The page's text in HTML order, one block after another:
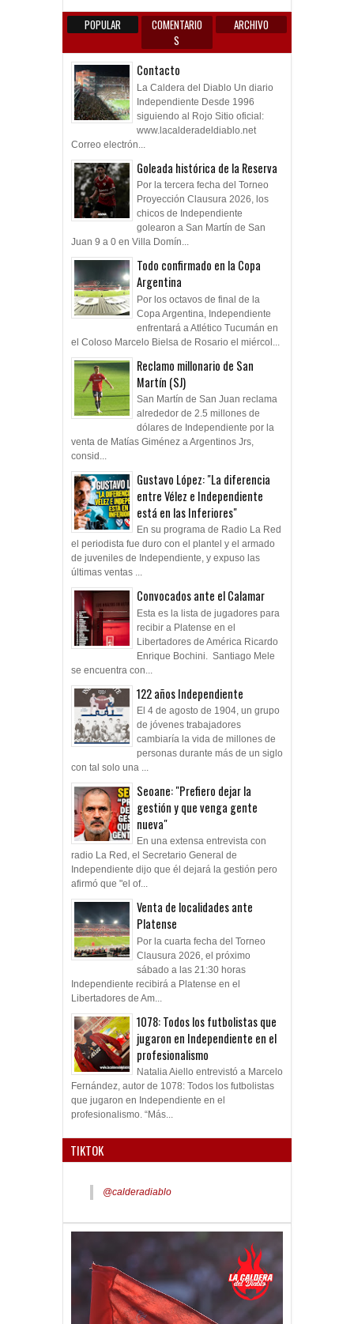
POPULAR
COMENTARIO
S
ARCHIVO
Contacto
La Caldera del Diablo Un diario
Independiente Desde 1996
siguiendo al Rojo Sitio oficial:
www.lacalderadeldiablo.net
Correo electrón...
Goleada histórica de la Reserva
Por la tercera fecha del Torneo
Proyección Clausura 2026, los
chicos de Independiente
golearon a San Martín de San
Juan 9 a 0 en Villa Domín...
Todo confirmado en la Copa
Argentina
Por los octavos de final de la
Copa Argentina, Independiente
enfrentará a Atlético Tucumán en
el Coloso Marcelo Bielsa de Rosario el miércol...
Reclamo millonario de San
Martín (SJ)
San Martín de San Juan reclama
alrededor de 2.5 millones de
dólares de Independiente por la
venta de Matías Giménez a Argentinos Jrs,
consid...
Gustavo López: "La diferencia
entre Vélez e Independiente
está en las Inferiores"
En su programa de Radio La Red
el periodista fue duro con el plantel y el armado
de juveniles de Independiente, y expuso las
últimas ventas ...
Convocados ante el Calamar
Esta es la lista de jugadores para
recibir a Platense en el
Libertadores de América Ricardo
Enrique Bochini. Santiago Mele
se encuentra con...
122 años Independiente
El 4 de agosto de 1904, un grupo
de jóvenes trabajadores
cambiaría la vida de millones de
personas durante más de un siglo
con tal solo una ...
Seoane: "Prefiero dejar la
gestión y que venga gente
nueva"
En una extensa entrevista con
radio La Red, el Secretario General de
Independiente dijo que él dejará la gestión pero
afirmó que "el of...
Venta de localidades ante
Platense
Por la cuarta fecha del Torneo
Clausura 2026, el próximo
sábado a las 21:30 horas
Independiente recibirá a Platense en el
Libertadores de Am...
1078: Todos los futbolistas que
jugaron en Independiente en el
profesionalismo
Natalia Aiello entrevistó a Marcelo
Fernández, autor de 1078: Todos los futbolistas
que jugaron en Independiente en el
profesionalismo. “Más...
TIKTOK
@calderadiablo